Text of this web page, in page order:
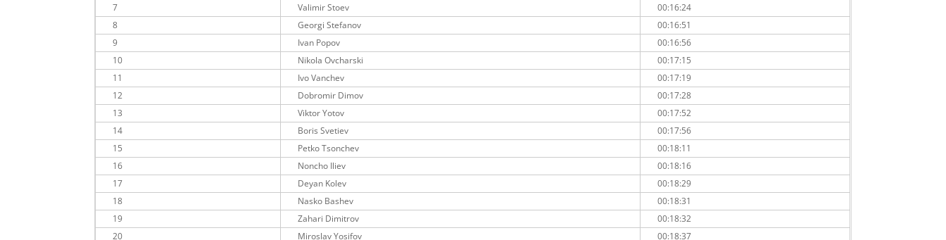
7
Valimir Stoev
00:16:24
8
Georgi Stefanov
00:16:51
9
Ivan Popov
00:16:56
10
Nikola Ovcharski
00:17:15
11
Ivo Vanchev
00:17:19
12
Dobromir Dimov
00:17:28
13
Viktor Yotov
00:17:52
14
Boris Svetiev
00:17:56
15
Petko Tsonchev
00:18:11
16
Noncho Iliev
00:18:16
17
Deyan Kolev
00:18:29
18
Nasko Bashev
00:18:31
19
Zahari Dimitrov
00:18:32
20
Miroslav Yosifov 00:18:37